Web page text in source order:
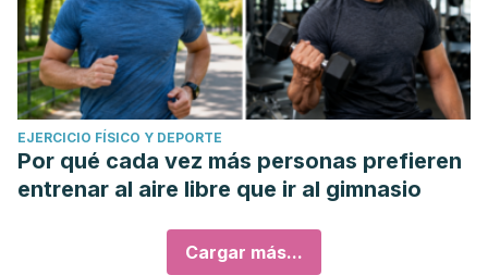
EJERCICIO FÍSICO Y DEPORTE
Por qué cada vez más personas prefieren
entrenar al aire libre que ir al gimnasio
Cargar más...